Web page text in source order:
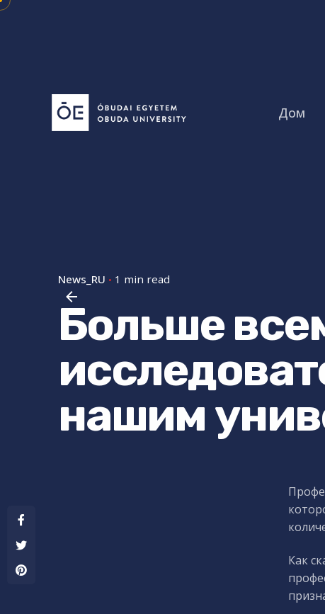
Skip
Дом
News_RU 1 min read
Больше
нашим
Как